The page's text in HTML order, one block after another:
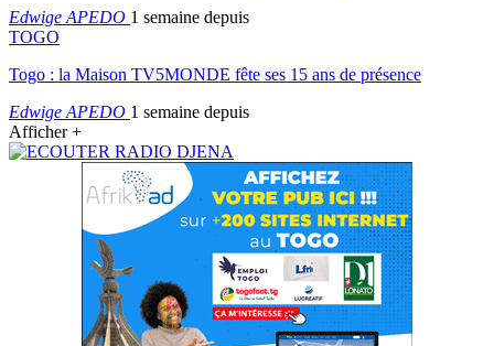
Edwige APEDO 1 semaine depuis
TOGO
Togo : la Maison TV5MONDE fête ses 15 ans de présence
Edwige APEDO 1 semaine depuis
Afficher +